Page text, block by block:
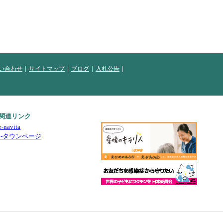
合わせ サイトマップ ブログ
入札公告
関連リンク
navita
タウンページ